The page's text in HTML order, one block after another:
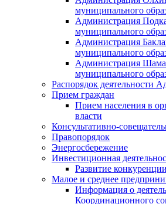
муниципального
Администрация
муниципального
Администрация
муниципального
Администрация
муниципального
Распорядок деятельности
Прием граждан
Прием населения в
власти
Консультативно-
Правопорядок
Энергосбережение
Инвестиционная
Развитие конкуренции
Малое и среднее
Информация о
Координационного